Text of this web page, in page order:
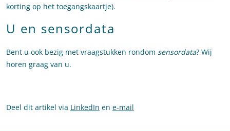
korting op het toegangskaartje).
U en sensordata
Bent u ook bezig met vraagstukken rondom sensordata? Wij
horen graag van u.
Deel dit artikel via LinkedIn en e-mail